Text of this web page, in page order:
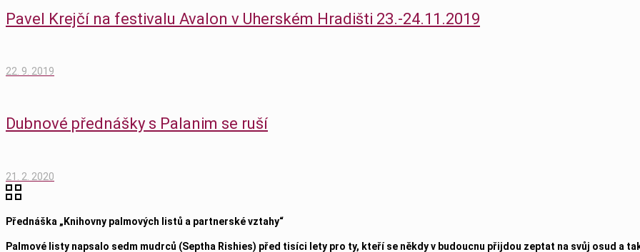
Pavel Krejčí na festivalu Avalon v Uherském Hradišti 23.-24.11.2019
22. 9. 2019
Dubnové přednášky s Palanim se ruší
21. 2. 2020
Přednáška „Knihovny palmových listů a partnerské vztahy“
Palmové listy napsalo sedm mudrců (Septha Rishies) před tisíci lety pro ty, kteří se někdy v budoucnu přijdou zeptat na svůj osud a